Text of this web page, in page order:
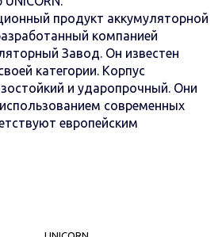
продукт аккумуляторной
компанией
Завод. Он известен
категории. Корпус
и ударопрочный. Они
современных
европейским